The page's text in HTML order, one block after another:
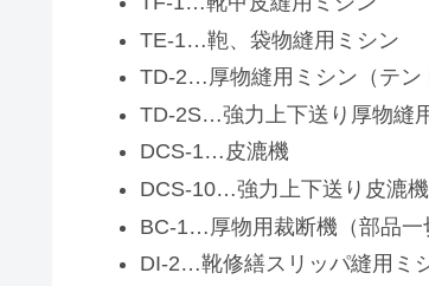
TE-1…鞄、袋物縫用ミシン
TD-2…厚物縫用ミシン（テン
TD-2S…強力上下送り厚物縫
DCS-1…皮漉機
DCS-10…強力上下送り皮漉機
BC-1…厚物用裁断機（部品一
DI-2…靴修繕スリッパ縫用ミ